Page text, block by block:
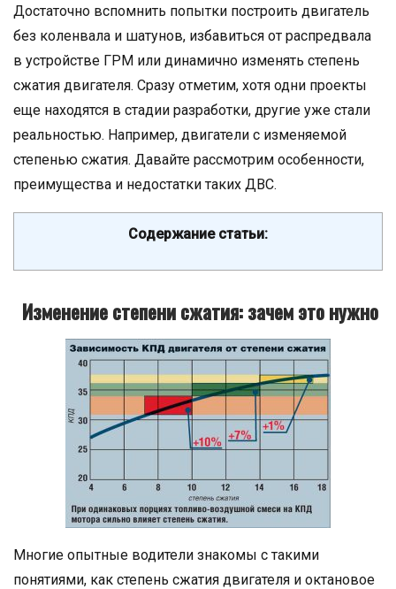
Достаточно вспомнить попытки построить двигатель
без коленвала и шатунов, избавиться от распредвала
в устройстве ГРМ или динамично изменять степень
сжатия двигателя. Сразу отметим, хотя одни проекты
еще находятся в стадии разработки, другие уже стали
реальностью. Например, двигатели с изменяемой
степенью сжатия. Давайте рассмотрим особенности,
преимущества и недостатки таких ДВС.
Содержание статьи:
Изменение степени сжатия: зачем это нужно
Многие опытные водители знакомы с такими
понятиями, как степень сжатия двигателя и октановое